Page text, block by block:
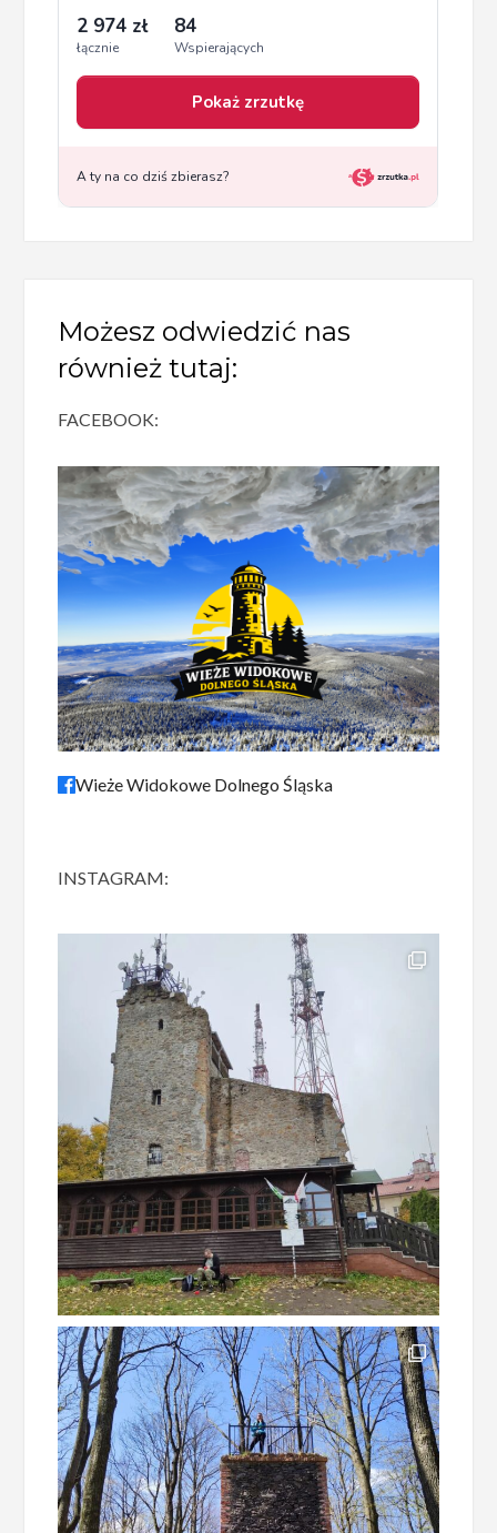
Możesz odwiedzić nas
również tutaj:
FACEBOOK:
Wieże Widokowe Dolnego Śląska
INSTAGRAM: